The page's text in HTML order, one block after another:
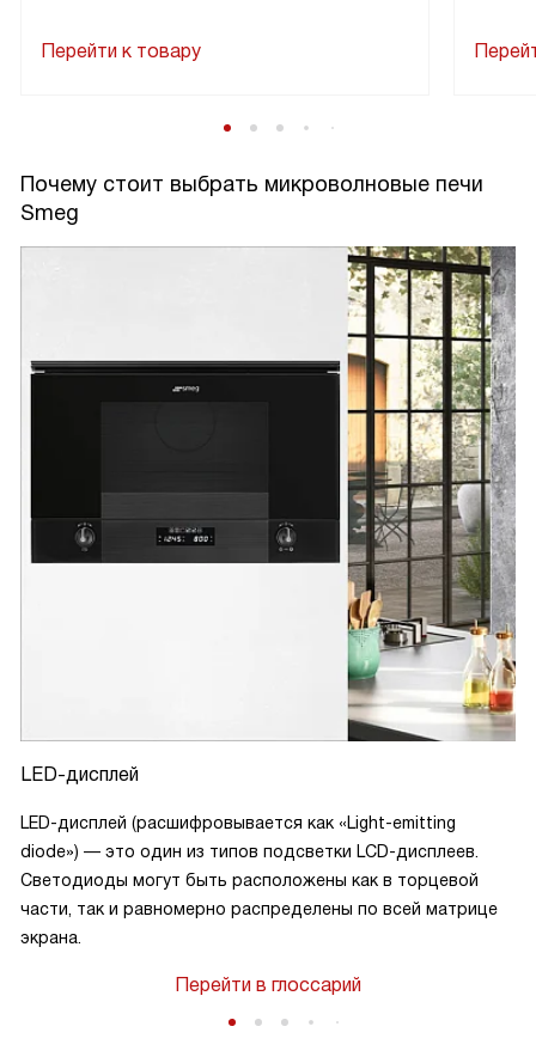
Перейти к товару
Почему стоит выбрать микроволновые печи
Smeg
LED-дисплей
LED-дисплей (расшифровывается как «Light-emitting
diode») — это один из типов подсветки LCD-дисплеев.
Светодиоды могут быть расположены как в торцевой
части, так и равномерно распределены по всей матрице
экрана.
Перейти в глоссарий